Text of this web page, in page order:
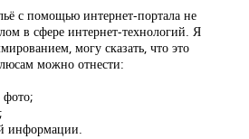
с помощью интернет-портала не
в сфере интернет-технологий. Я
могу сказать, что это
можно отнести:
фото;
информации.